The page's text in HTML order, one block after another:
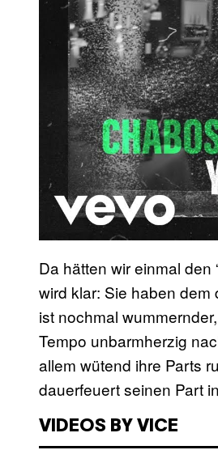
Da hätten wir einmal
wird klar: Sie haben
ist nochmal
Tempo unbarmherzig
allem wütend ihre Parts
dauerfeuert seinen Part
VIDEOS BY VICE